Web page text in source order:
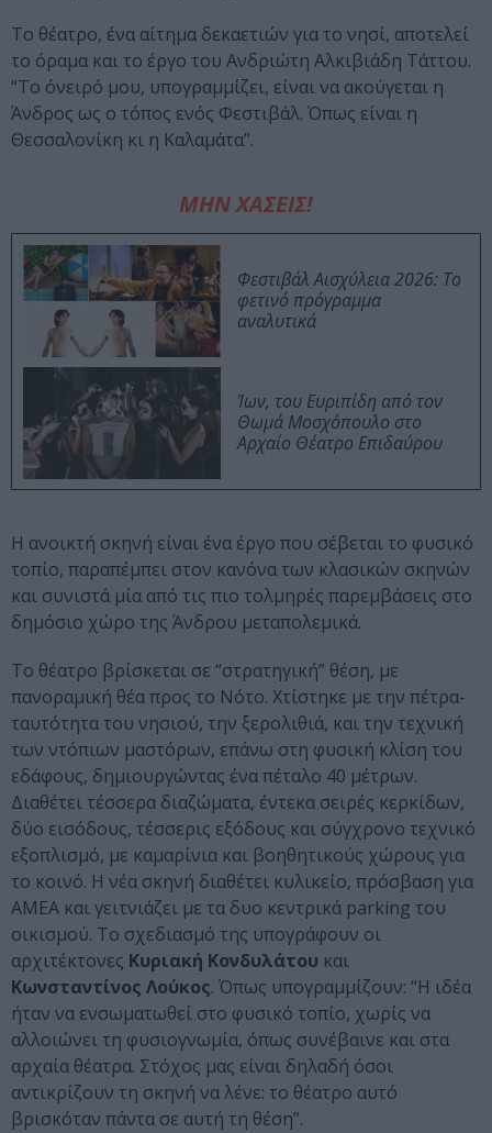
Το θέατρο, ένα αίτημα δεκαετιών για το νησί, αποτελεί
το όραμα και το έργο του Ανδριώτη Αλκιβιάδη Τάττου.
“Το όνειρό μου, υπογραμμίζει, είναι να ακούγεται η
Άνδρος ως ο τόπος ενός Φεστιβάλ. Όπως είναι η
Θεσσαλονίκη κι η Καλαμάτα”.
ΜΗΝ ΧΑΣΕΙΣ!
Φεστιβάλ Αισχύλεια 2026: Το
φετινό πρόγραμμα
αναλυτικά
Ίων, του Ευριπίδη από τον
Θωμά Μοσχόπουλο στο
Αρχαίο Θέατρο Επιδαύρου
Η ανοικτή σκηνή είναι ένα έργο που σέβεται το φυσικό
τοπίο, παραπέμπει στον κανόνα των κλασικών σκηνών
και συνιστά μία από τις πιο τολμηρές παρεμβάσεις στο
δημόσιο χώρο της Άνδρου μεταπολεμικά.
Το θέατρο βρίσκεται σε “στρατηγική” θέση, με
πανοραμική θέα προς το Νότο. Χτίστηκε με την πέτρα-
ταυτότητα του νησιού, την ξερολιθιά, και την τεχνική
των ντόπιων μαστόρων, επάνω στη φυσική κλίση του
εδάφους, δημιουργώντας ένα πέταλο 40 μέτρων.
Διαθέτει τέσσερα διαζώματα, έντεκα σειρές κερκίδων,
δύο εισόδους, τέσσερις εξόδους και σύγχρονο τεχνικό
εξοπλισμό, με καμαρίνια και βοηθητικούς χώρους για
το κοινό. Η νέα σκηνή διαθέτει κυλικείο, πρόσβαση για
ΑΜΕΑ και γειτνιάζει με τα δυο κεντρικά parking του
οικισμού. Το σχεδιασμό της υπογράφουν οι
αρχιτέκτονες Κυριακή Κονδυλάτου και
Κωνσταντίνος Λούκος. Όπως υπογραμμίζουν: “Η ιδέα
ήταν να ενσωματωθεί στο φυσικό τοπίο, χωρίς να
αλλοιώνει τη φυσιογνωμία, όπως συνέβαινε και στα
αρχαία θέατρα. Στόχος μας είναι δηλαδή όσοι
αντικρίζουν τη σκηνή να λένε: το θέατρο αυτό
βρισκόταν πάντα σε αυτή τη θέση”.